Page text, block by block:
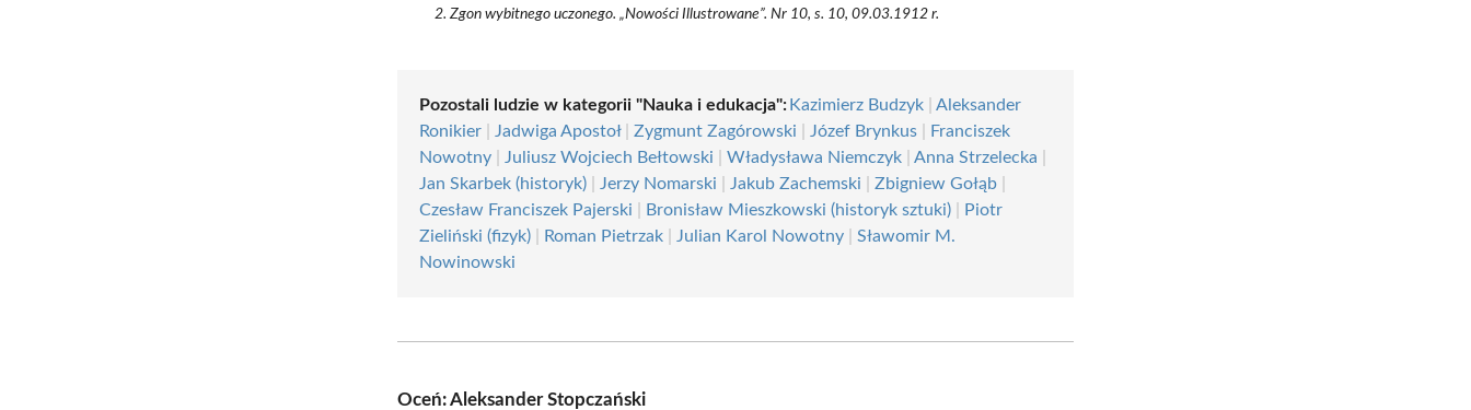
Zgon wybitnego uczonego. „Nowości Illustrowane”. Nr 10, s. 10, 09.03.1912 r.
Pozostali ludzie w kategorii "Nauka i edukacja":Kazimierz Budzyk |Aleksander
Ronikier
Jadwiga Apostoł|Zygmunt Zagórowski Józef Brynkus
Franciszek
Nowotny
Juliusz Wojciech Bełtowski |Władysława Niemczyk |Anna Strzelecka
Jan Skarbek (historyk)
Jerzy Nomarski Jakub Zachemski |Zbigniew Gołąb
Czesław Franciszek Pajerski
Bronisław Mieszkowski (historyk sztuki)
Piotr
Zieliński (fizyk)
Roman Pietrzak Julian Karol Nowotny |Sławomir M.
Nowinowski
Oceń: Aleksander Stopczański